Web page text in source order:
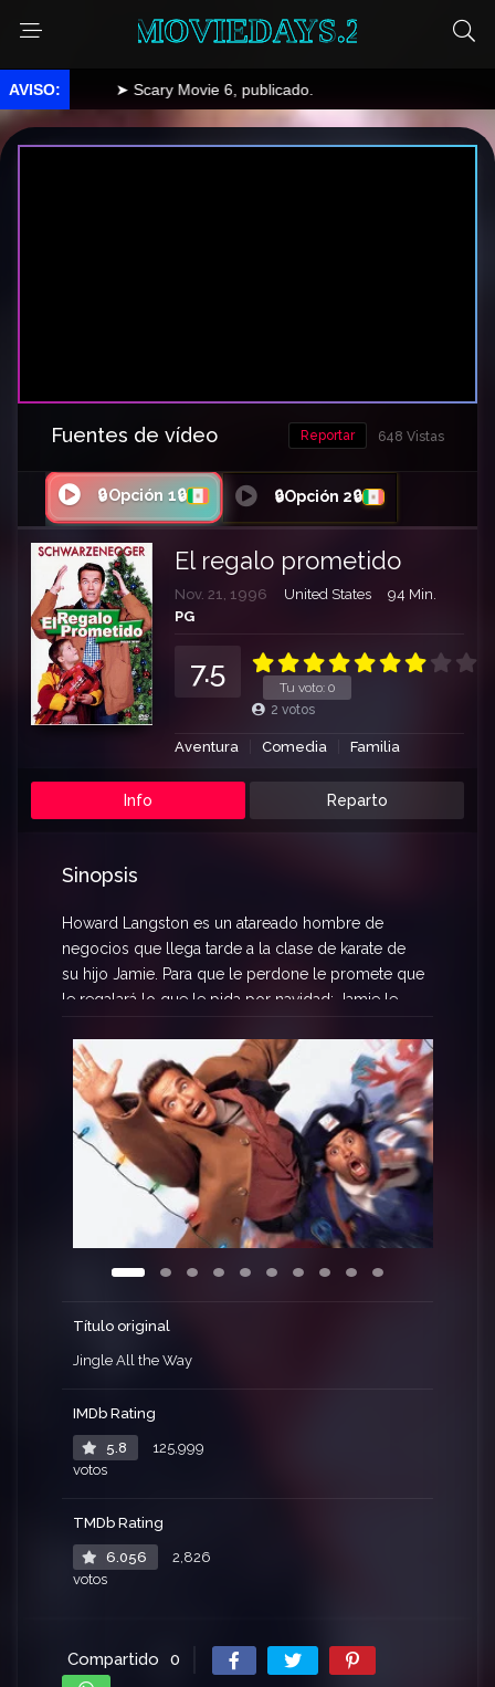
MOVIEDAYS.2
➤ Scary Movie 6, publicado.
Fuentes de vídeo 648 Vistas
Reportar
🔒Opción 1🔒 🔒Opción 2🔒
El regalo prometido
Nov. 21, 1996 United States
94 Min.
PG
Tu voto: 0
7.5
2 votos
Aventura Comedia Familia
Info Reparto
Sinopsis
Howard Langston es un atareado hombre de
negocios que llega tarde a la clase de karate de
su hijo Jamie. Para que le perdone le promete que
le regalará lo que le pida por navidad: Jamie le
el juguete es el más popular y está agotado en
todas las jugueterías. Con sólo unas pocas horas
para Navidad, Howie inicia una cómica odisea por
toda la ciudad a la caza y captura del preciado
objeto.
Título original
Jingle All the Way
IMDb Rating
5.8
125,999
votos
TMDb Rating
6.056
2,826
votos
Compartido 0